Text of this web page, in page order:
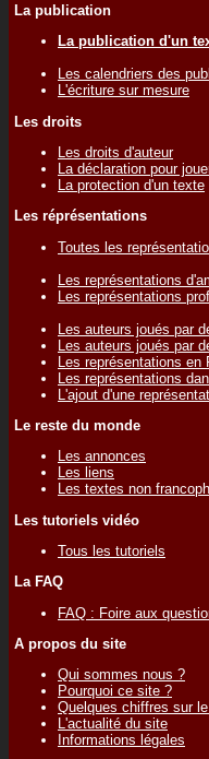
La publication
La publication d'un
Les calendriers des
L'écriture sur mesure
Les droits
Les droits d'auteur
La déclaration pour
La protection d'un texte
Les réprésentations
Toutes les
Les représentations
Les représentations
Les auteurs joués par
Les auteurs joués par
Les représentations en
Les représentations
L'ajout d'une
Le reste du monde
Les annonces
Les liens
Les textes non
Les tutoriels vidéo
Tous les tutoriels
La FAQ
FAQ : Foire aux
A propos du site
Qui sommes nous ?
Pourquoi ce site ?
Quelques chiffres sur
L'actualité du site
Informations légales